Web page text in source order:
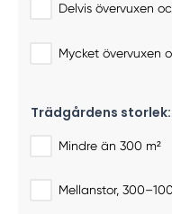
Delvis övervuxen
Mycket övervuxen
Trädgårdens storlek:
Mindre än 300 m²
Mellanstor,